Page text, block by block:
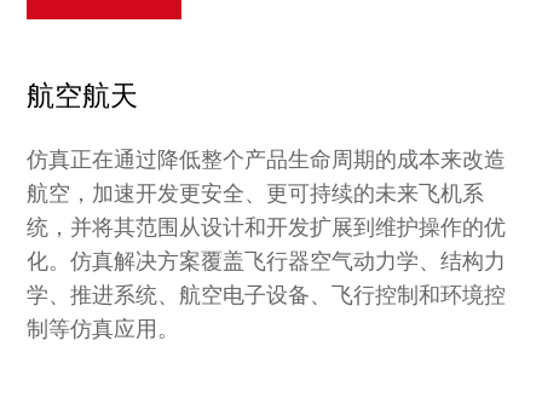
航空航天
仿真正在通过降低整个产品生命周期的成本来改造
航空，加速开发更安全、更可持续的未来飞机系
统，并将其范围从设计和开发扩展到维护操作的优
化。仿真解决方案覆盖飞行器空气动力学、结构力
学、推进系统、航空电子设备、飞行控制和环境控
制等仿真应用。